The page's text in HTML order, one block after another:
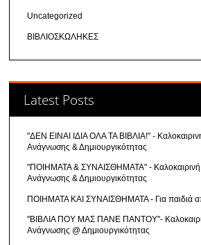
Uncategorized
ΒΙΒΛΙΟΣΚΩΛΗΚΕΣ
Latest Posts
"ΔΕΝ ΕΙΝΑΙ ΙΔΙΑ ΟΛΑ ΤΑ ΒΙΒΛΙΑ!" -
Ανάγνωσης & Δημιουργικότητας
"ΠΟΙΗΜΑΤΑ & ΣΥΝΑΙΣΘΗΜΑΤΑ" - Καλοκαιρινή
Ανάγνωσης & Δημιουργικότητας
ΠΟΙΗΜΑΤΑ ΚΑΙ ΣΥΝΑΙΣΘΗΜΑΤΑ - Για παιδιά
"ΒΙΒΛΙΑ ΠΟΥ ΜΑΣ ΠΑΝΕ ΠΑΝΤΟΥ"-
Ανάγνωσης @ Δημιουργικότητας